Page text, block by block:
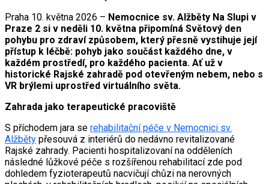
Praha 10. května 2026 – Nemocnice sv. Alžběty Na Slupi v
Praze 2 si v neděli 10. května připomíná Světový den
pohybu pro zdraví způsobem, který přesně vystihuje její
přístup k léčbě: pohyb jako součást každého dne, v
každém prostředí, pro každého pacienta. Ať už v
historické Rajské zahradě pod otevřeným nebem, nebo s
VR brýlemi uprostřed virtuálního světa.
Zahrada jako terapeutické pracoviště
S příchodem jara se rehabilitační péče v Nemocnici sv.
Alžběty přesouvá z interiérů do nedávno revitalizované
Rajské zahrady. Pacienti hospitalizovaní na odděleních
následné lůžkové péče s rozšířenou rehabilitací zde pod
dohledem fyzioterapeutů nacvičují chůzi na nerovných